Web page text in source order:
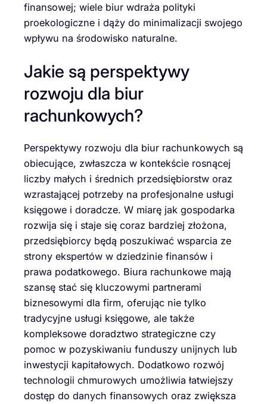
finansowej; wiele biur wdraża polityki
proekologiczne i dąży do minimalizacji swojego
wpływu na środowisko naturalne.
Jakie są perspektywy
rozwoju dla biur
rachunkowych?
Perspektywy rozwoju dla biur rachunkowych są
obiecujące, zwłaszcza w kontekście rosnącej
liczby małych i średnich przedsiębiorstw oraz
wzrastającej potrzeby na profesjonalne usługi
księgowe i doradcze. W miarę jak gospodarka
rozwija się i staje się coraz bardziej złożona,
przedsiębiorcy będą poszukiwać wsparcia ze
strony ekspertów w dziedzinie finansów i
prawa podatkowego. Biura rachunkowe mają
szansę stać się kluczowymi partnerami
biznesowymi dla firm, oferując nie tylko
tradycyjne usługi księgowe, ale także
kompleksowe doradztwo strategiczne czy
pomoc w pozyskiwaniu funduszy unijnych lub
inwestycji kapitałowych. Dodatkowo rozwój
technologii chmurowych umożliwia łatwiejszy
dostęp do danych finansowych oraz zwiększa